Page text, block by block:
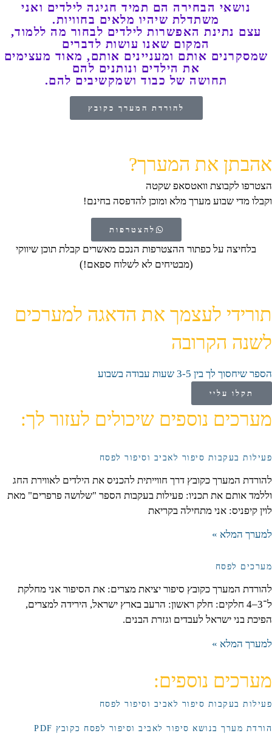
נושאי הבחירה הם תמיד חגיגה לילדים ואני
משתדלת שיהיו מלאים בחוויות.
עצם נתינת האפשרות לילדים לבחור מה ללמוד,
המקום שאנו עושות לדברים
שמסקרנים אותם ומעניינים אותם, מאוד מעצימים
את הילדים ונותנים להם
תחושה של כבוד ושמקשיבים להם.
להורדת המערך כקובץ
אהבתן את המערך?
הצטרפו לקבוצת וואטסאפ שקטה
וקבלו מדי שבוע מערך מלא ומוכן להדפסה בחינם!
להצטרפות
בלחיצה על כפתור ההצטרפות הנכם מאשרים קבלת תוכן שיווקי
(מבטיחים לא לשלוח ספאם!)
תורידי לעצמך את הדאגה למערכים
לשנה הקרובה
הספר שיחסוך לך בין 3-5 שעות עבודה בשבוע
תקלו עליי
מערכים נוספים שיכולים לעזור לך:
פעילות בעקבות סיפור לאביב וסיפור לפסח
להורדת המערך כקובץ דרך חווייתית להכניס את הילדים לאווירת החג
וללמד אותם את תכניו: פעילות בעקבות הספר "שלושה פרפרים" מאת
לוין קיפניס: אני מתחילה בקריאת
למערך המלא »
מערכים לפסח
להורדת המערך כקובץ סיפור יציאת מצרים: את הסיפור אני מחלקת
ל־3–4 חלקים: חלק ראשון: הרעב בארץ ישראל, הירידה למצרים,
הפיכת בני ישראל לעבדים וגזרת הבנים.
למערך המלא »
מערכים נוספים:
פעילות בעקבות סיפור לאביב וסיפור לפסח
הורדת מערך בנושא סיפור לאביב וסיפור לפסח כקובץ PDF